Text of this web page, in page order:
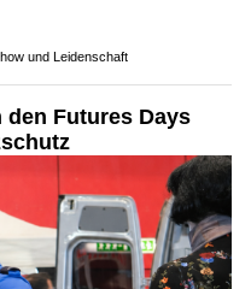
und Leidenschaft
den Futures Days